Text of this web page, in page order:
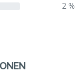
2 %